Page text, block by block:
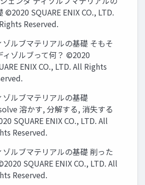
©2020 SQUARE ENIX CO., LTD.
Reserved.
ゾルブマテリアルの基礎 そもそ
ィゾルブって何？ ©2020
ENIX CO., LTD. All Rights
ゾルブマテリアルの基礎
溶かす, 分解する, 消失する
SQUARE ENIX CO., LTD. All
Reserved.
ゾルブマテリアルの基礎 削った
SQUARE ENIX CO., LTD. All
Reserved.